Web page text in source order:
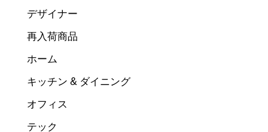
デザイナー
再入荷商品
ホーム
キッチン & ダイニング
オフィス
テック